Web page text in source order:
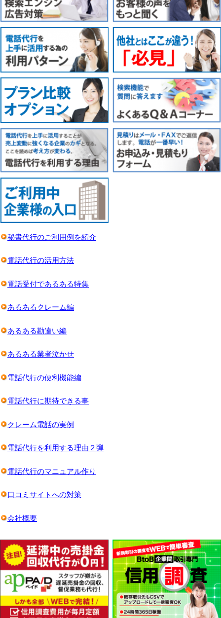
秘書代行のご利用例を紹介
電話代行の活用方法
電話受付であるある特集
あるあるクレーム編
あるある勘違い編
あるある業者泣かせ
電話代行の便利機能編
電話代行に期待できる事
クレーム電話の実例
電話代行を利用する理由２弾
電話代行のマニュアル作り
口コミサイトへの対策
会社概要